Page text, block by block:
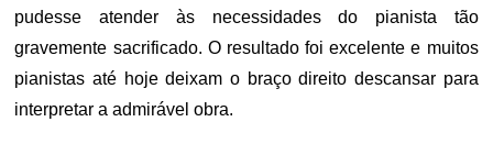
pudesse atender às necessidades do pianista tão
gravemente sacrificado. O resultado foi excelente e muitos
pianistas até hoje deixam o braço direito descansar para
interpretar a admirável obra.